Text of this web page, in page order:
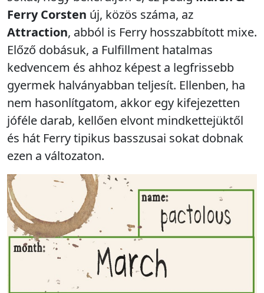
Ferry Corsten új, közös száma, az
Attraction, abból is Ferry hosszabbított mixe.
Előző dobásuk, a Fulfillment hatalmas
kedvencem és ahhoz képest a legfrissebb
gyermek halványabban teljesít. Ellenben, ha
nem hasonlítgatom, akkor egy kifejezetten
jóféle darab, kellően elvont mindkettejüktől
és hát Ferry tipikus basszusai sokat dobnak
ezen a változaton.